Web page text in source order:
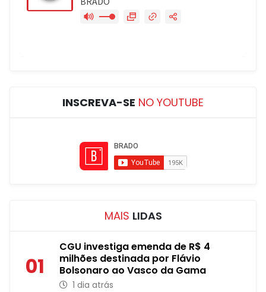
INSCREVA-SE NO YOUTUBE
MAIS LIDAS
01
CGU investiga emenda de R$ 4
milhões destinada por Flávio
Bolsonaro ao Vasco da Gama
1 dia atrás